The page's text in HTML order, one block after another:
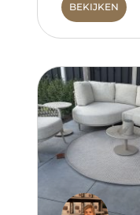
BEKIJKEN